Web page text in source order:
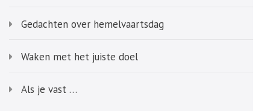
Gedachten over hemelvaartsdag
Waken met het juiste doel
Als je vast …